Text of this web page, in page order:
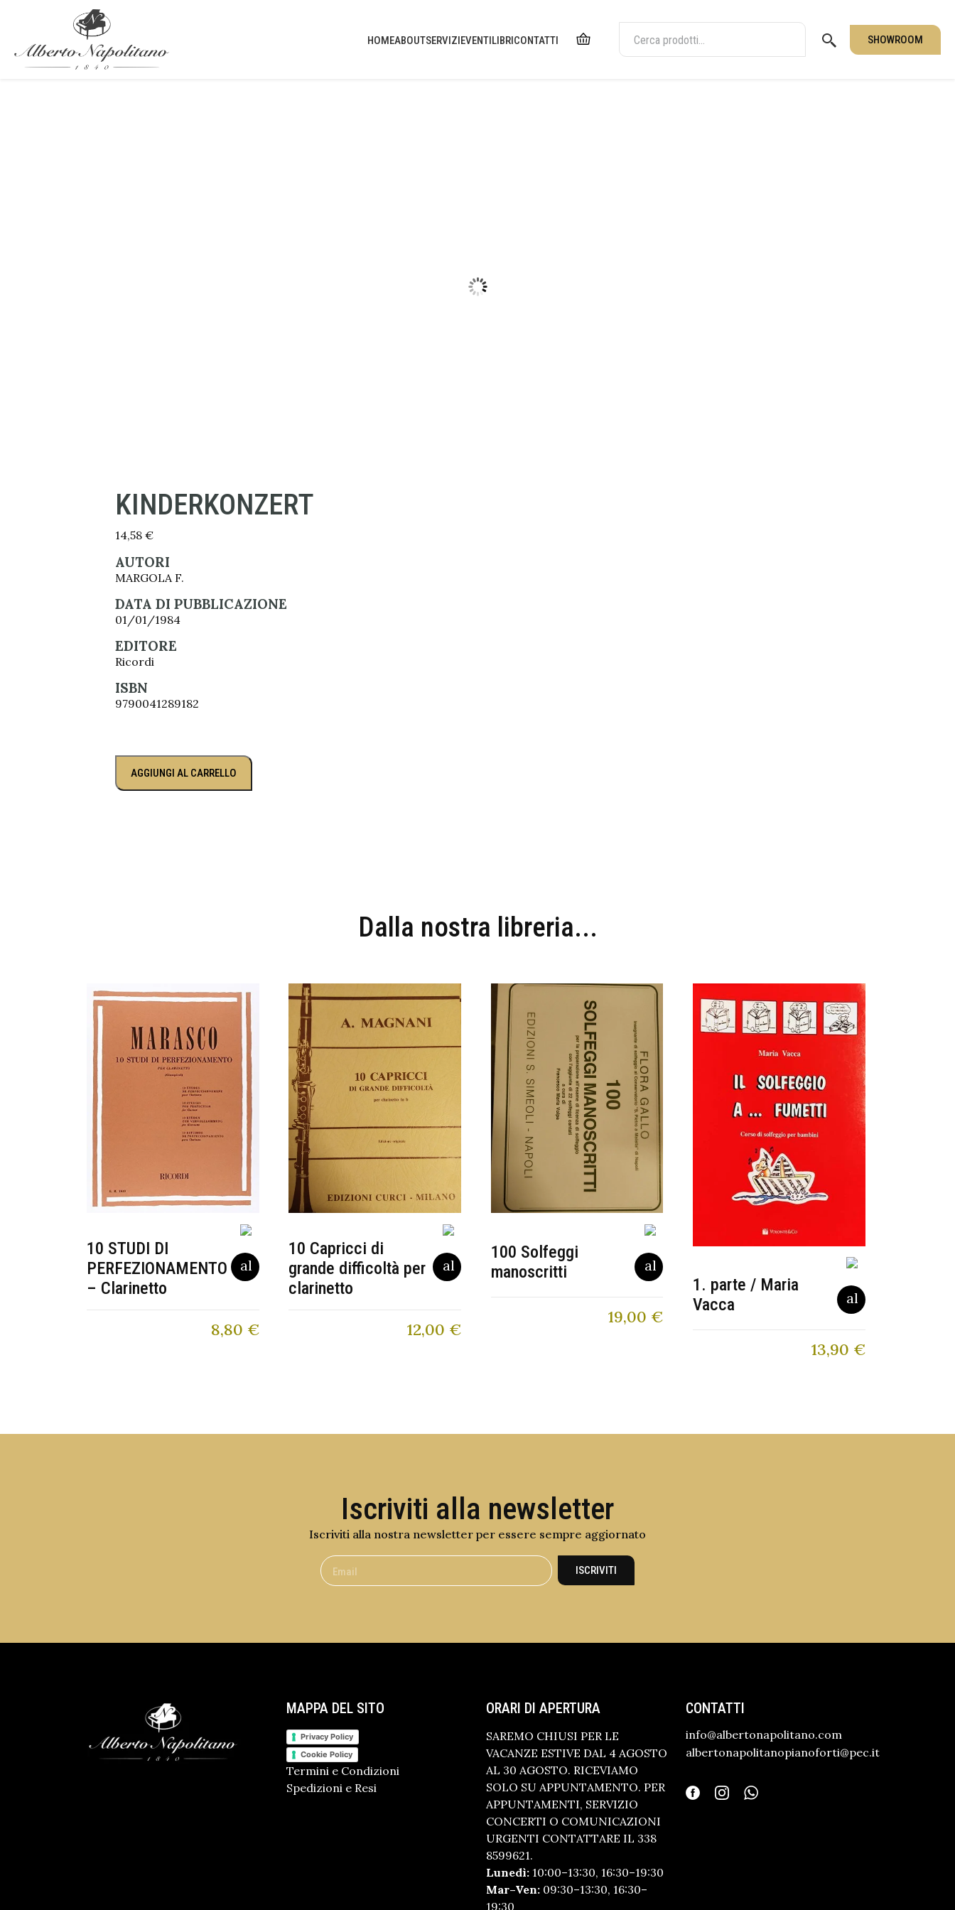
HOMEABOUTSERVIZIEVENTILIBRICONTATTI SHOWROOM
KINDERKONZERT
14,58 €
AUTORI
MARGOLA F.
DATA DI PUBBLICAZIONE
01/01/1984
EDITORE
Ricordi
ISBN
9790041289182
AGGIUNGI AL CARRELLO
Dalla nostra libreria...
10 STUDI DI
PERFEZIONAMENTO
– Clarinetto
8,80 €
10 Capricci di
grande difficoltà per
clarinetto
12,00 €
100 Solfeggi
manoscritti
19,00 €
1. parte / Maria
Vacca
13,90 €
Iscriviti alla newsletter
Iscriviti alla nostra newsletter per essere sempre aggiornato
ISCRIVITI
MAPPA DEL SITO
Privacy Policy
Cookie Policy
Termini e Condizioni
Spedizioni e Resi
ORARI DI APERTURA
SAREMO CHIUSI PER LE
VACANZE ESTIVE DAL 4 AGOSTO
AL 30 AGOSTO. RICEVIAMO
SOLO SU APPUNTAMENTO. PER
APPUNTAMENTI, SERVIZIO
CONCERTI O COMUNICAZIONI
URGENTI CONTATTARE IL 338
8599621.
Lunedì: 10:00–13:30, 16:30–19:30
Mar–Ven: 09:30–13:30, 16:30–
19:30
CONTATTI
info@albertonapolitano.com
albertonapolitanopianoforti@pec.it